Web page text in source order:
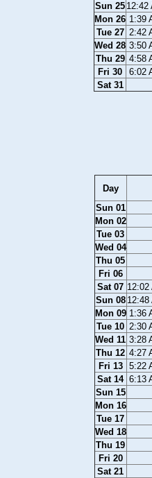
Sun 25 12:42
Mon 26 1:39
Tue 27 2:42
Wed 28 3:50
Thu 29 4:58
Fri 30
6:02
Sat 31
Day
Sun 01
Mon 02
Tue 03
Wed 04
Thu 05
Fri 06
Sat 07
Sun 08
Mon 09 1:36
Tue 10 2:30
Wed 11 3:28
Thu 12 4:27
Fri 13
5:22
Sat 14 6:13
Sun 15
Mon 16
Tue 17
Wed 18
Thu 19
Fri 20
Sat 21